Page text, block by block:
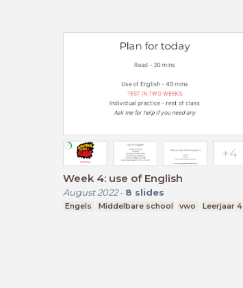
Week 4: use of English
August 2022- 8 slides
Engels Middelbare school vwo Leerjaar 4